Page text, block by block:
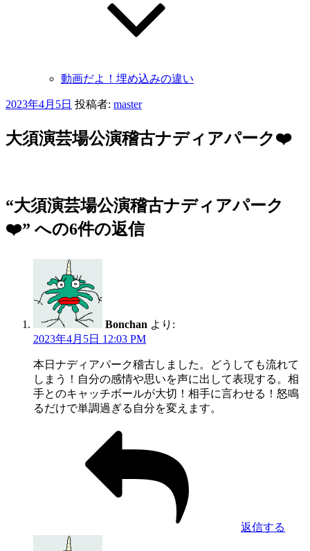
動画だよ！埋め込みの違い
投
日:
2023年4月5日 投稿者: master
大須演芸場公演稽古ナディアパーク❤️
“大須演芸場公演稽古ナディアパーク
❤️” への6件の返信
Bonchan より:
2023年4月5日 12:03 PM
本日ナディアパーク稽古しました。どうしても流れて
しまう！自分の感情や思いを声に出して表現する。相
手とのキャッチボールが大切！相手に言わせる！怒鳴
るだけで単調過ぎる自分を変えます。
返信する